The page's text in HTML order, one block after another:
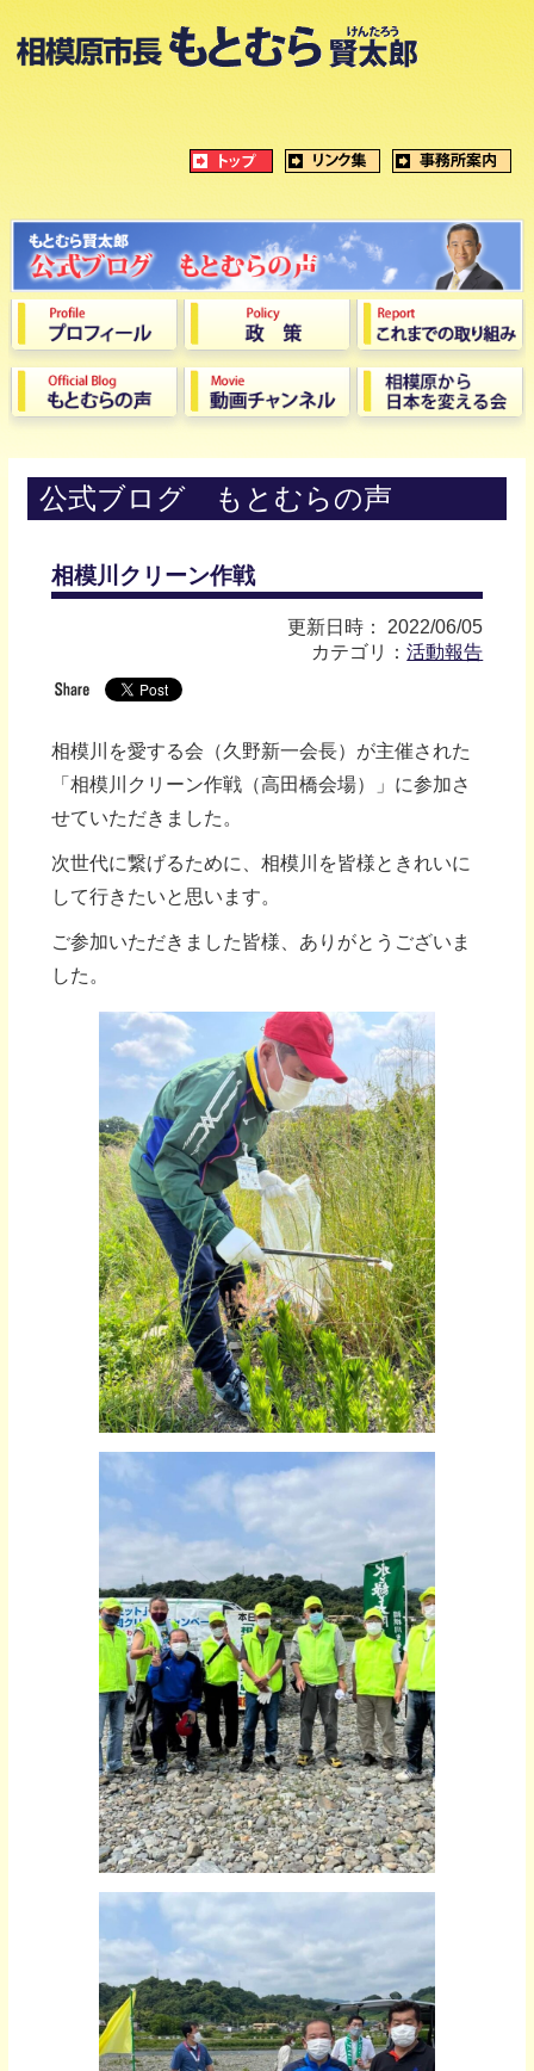
公式ブログ もとむらの声
相模川クリーン作戦
更新日時： 2022/06/05
カテゴリ：活動報告
相模川を愛する会（久野新一会長）が主催された
「相模川クリーン作戦（高田橋会場）」に参加さ
せていただきました。
次世代に繋げるために、相模川を皆様ときれいに
して行きたいと思います。
ご参加いただきました皆様、ありがとうございま
した。